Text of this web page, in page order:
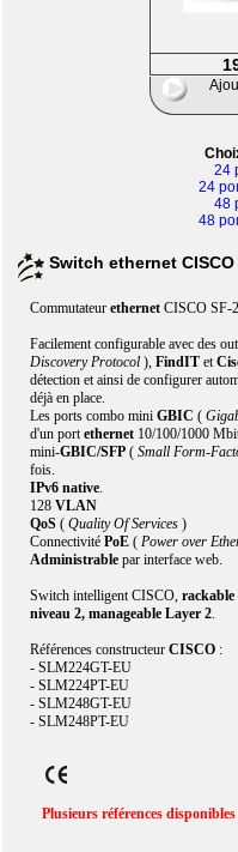
24
24
48
48
Switch ethernet
CommutateurethernetCISCO SF-
Facilement configurable avec des
Discovery Protocol ),FindITet
détection et ainsi de configurer
déjà en place.
Les ports combo miniGBIC(
d'un portethernet 10/100/1000
mini-GBIC/SFP (Small Form-
fois.
IPv6 native.
128VLAN
QoS(Quality Of Services)
ConnectivitéPoE(Power over
Administrablepar interface web.
Switch intelligent CISCO,rackable
niveau 2, manageable Layer 2.
Références constructeurCISCO :
- SLM224GT-EU
- SLM224PT-EU
- SLM248GT-EU
- SLM248PT-EU
Plusieurs références